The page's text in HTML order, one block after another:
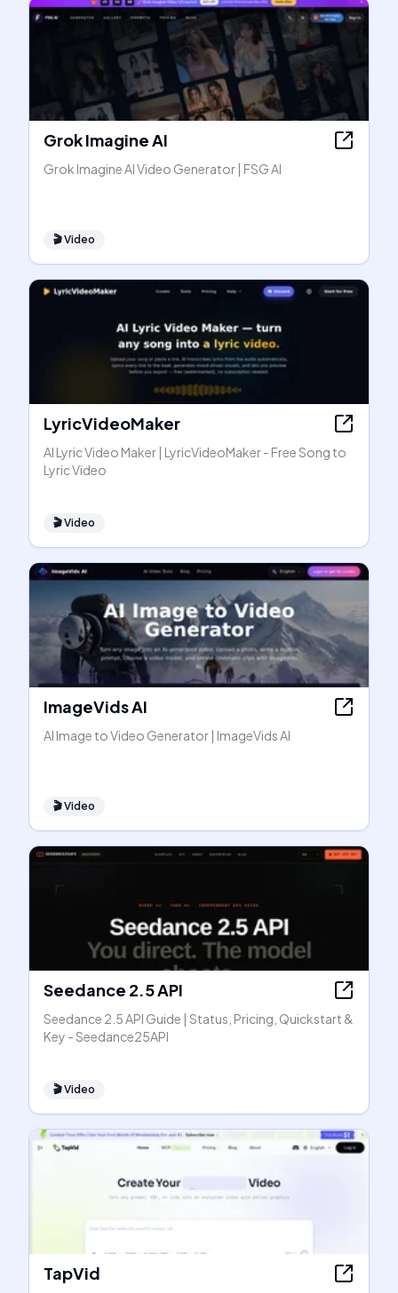
Grok Imagine AI
Grok Imagine AI Video Generator | FSG AI
🎬Video
LyricVideoMaker
AI Lyric Video Maker | LyricVideoMaker - Free Song to
Lyric Video
🎬Video
ImageVids AI
AI Image to Video Generator | ImageVids AI
🎬Video
Seedance 2.5 API
Seedance 2.5 API Guide | Status, Pricing, Quickstart &
Key - Seedance25API
🎬Video
TapVid